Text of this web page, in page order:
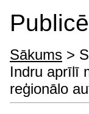
Sākums >
Indru aprīlī
reģionālo